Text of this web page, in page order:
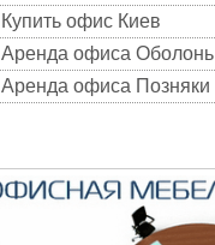
Купить офис Киев
Аренда офиса Оболонь
Аренда офиса Позняки